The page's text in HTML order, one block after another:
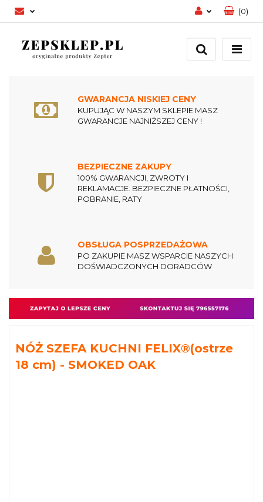
Zaloguj się
Zarejestruj się
(0)
GWARANCJA NISKIEJ CENY
KUPUJĄC W NASZYM SKLEPIE MASZ
GWARANCJE NAJNIŻSZEJ CENY !
BEZPIECZNE ZAKUPY
100% GWARANCJI, ZWROTY I
REKLAMACJE. BEZPIECZNE PŁATNOŚCI,
POBRANIE, RATY
OBSŁUGA POSPRZEDAŻOWA
PO ZAKUPIE MASZ WSPARCIE NASZYCH
DOŚWIADCZONYCH DORADCÓW
NÓŻ SZEFA KUCHNI FELIX®(ostrze
18 cm) - SMOKED OAK